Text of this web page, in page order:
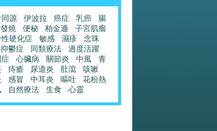
源 伊波拉 癌症 乳癌
腸
發燒
便秘 柏金遜
子宮肌瘤
硬化症
敏感 濕疹
念珠
抑鬱症
同類療法
過度活躍
心臟病 關節炎 中風
青
痔瘡 尿道炎 肚瀉
咳嗽
感冒 中耳炎 嘔吐
花粉熱
自然療法 生食 心靈